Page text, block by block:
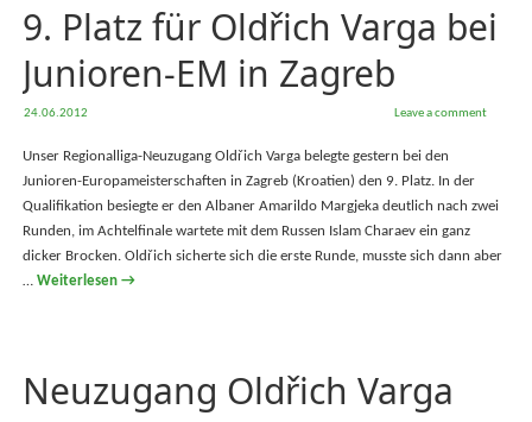
9. Platz für Oldřich Varga bei
Junioren-EM in Zagreb
24.06.2012 Leave a comment
Unser Regionalliga-Neuzugang Oldřich Varga belegte gestern bei den
Junioren-Europameisterschaften in Zagreb (Kroatien) den 9. Platz. In der
Qualifikation besiegte er den Albaner Amarildo Margjeka deutlich nach zwei
Runden, im Achtelfinale wartete mit dem Russen Islam Charaev ein ganz
dicker Brocken. Oldřich sicherte sich die erste Runde, musste sich dann aber
… Weiterlesen →
Neuzugang Oldřich Varga